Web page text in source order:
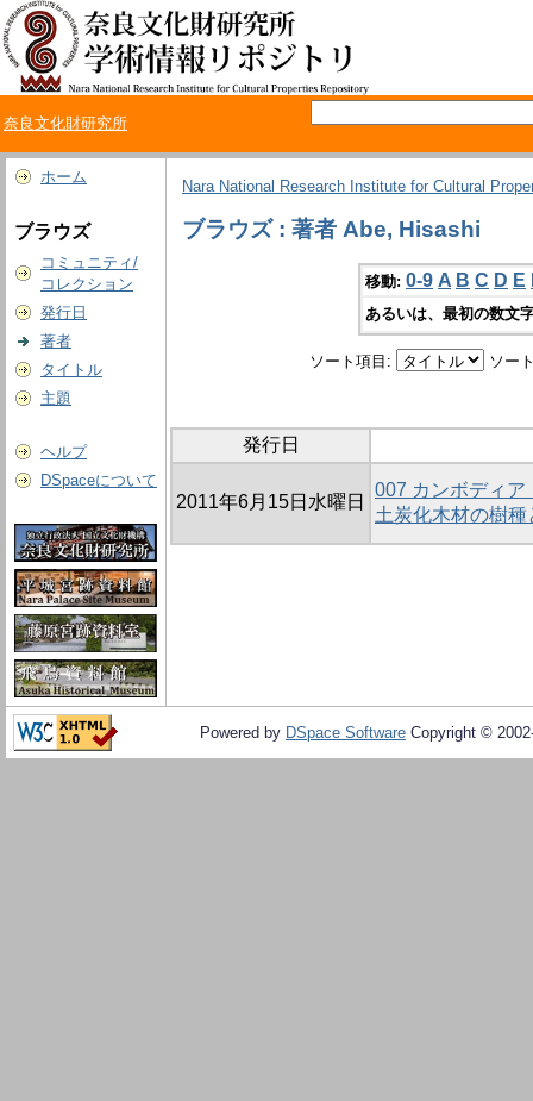
奈良文化財研究所
ホーム
ブラウズ
コミュニティ/
コレクション
発行日
著者
タイトル
主題
ヘルプ
DSpaceについて
Nara National Research Institute for Cultural
ブラウズ : 著者 Abe, Hisashi
移動: 0-9 A B C D E
あるいは、最初の数文
ソート項目: ソー
発行日
2011年6月15日水曜日
007 カンボディア
土炭化木材の樹種
Powered by DSpace Software Copyright ©